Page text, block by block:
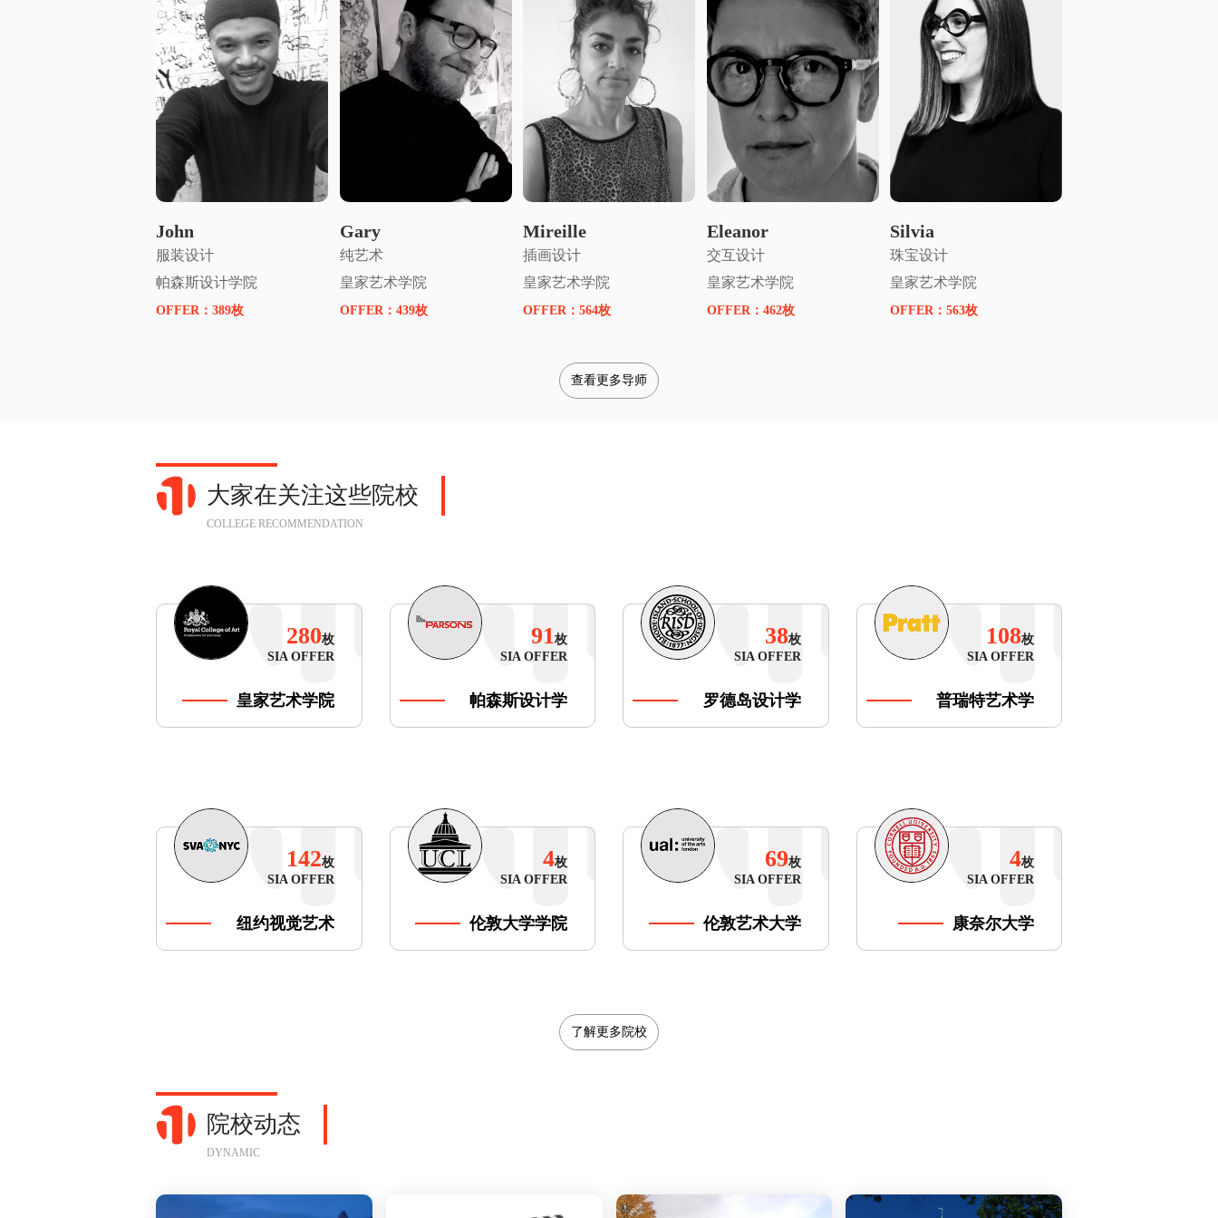
John
服装设计
帕森斯设计学院
OFFER： 389枚
Gary
纯艺术
皇家艺术学院
OFFER： 439枚
申请名师指导
Mireille
插画设计
皇家艺术学院
OFFER： 564枚
Eleanor
交互设计
皇家艺术学院
OFFER： 462枚
Silvia
珠宝设计
皇家艺术学院
OFFER： 563枚
查看更多导师
大家在关注这些院校
COLLEGE RECOMMENDATION
280枚
SIA OFFER
皇家艺术学院
91枚
SIA OFFER
帕森斯设计学
38枚
SIA OFFER
罗德岛设计学
108枚
SIA OFFER
普瑞特艺术学
142枚
SIA OFFER
纽约视觉艺术
69枚
SIA OFFER
伦敦艺术大学
4枚
SIA OFFER
伦敦大学学院
4枚
SIA OFFER
康奈尔大学
了解更多院校
院校动态
DYNAMIC